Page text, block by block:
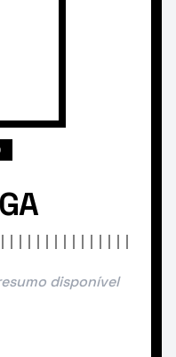
disponível